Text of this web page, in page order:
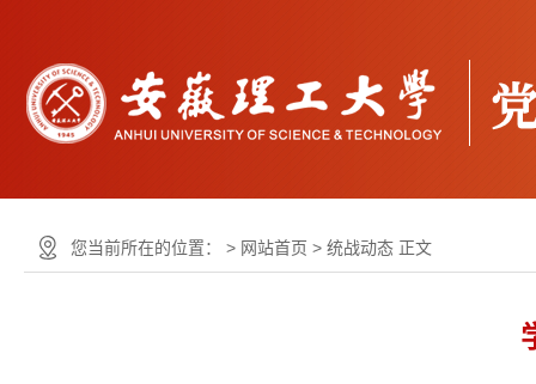
您当前所在的位置： > 网站首页 > 统战动态 正文